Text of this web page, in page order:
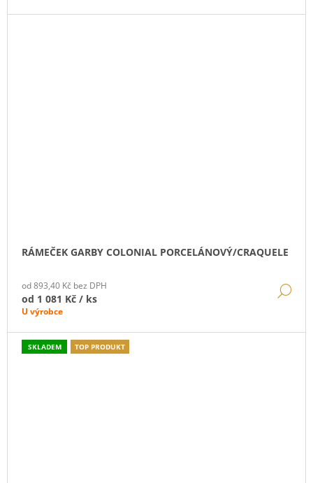
RÁMEČEK GARBY COLONIAL PORCELÁNOVÝ/CRAQUELE
od 893,40 Kč bez DPH
od 1 081 Kč / ks
U výrobce
SKLADEM TOP PRODUKT